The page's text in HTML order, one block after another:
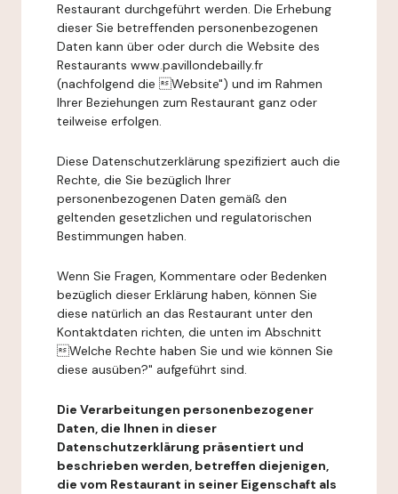
Restaurant durchgeführt werden. Die Erhebung
dieser Sie betreffenden personenbezogenen
Daten kann über oder durch die Website des
Restaurants www.pavillondebailly.fr
(nachfolgend die Website") und im Rahmen
Ihrer Beziehungen zum Restaurant ganz oder
teilweise erfolgen.
Diese Datenschutzerklärung spezifiziert auch die
Rechte, die Sie bezüglich Ihrer
personenbezogenen Daten gemäß den
geltenden gesetzlichen und regulatorischen
Bestimmungen haben.
Wenn Sie Fragen, Kommentare oder Bedenken
bezüglich dieser Erklärung haben, können Sie
diese natürlich an das Restaurant unter den
Kontaktdaten richten, die unten im Abschnitt
Welche Rechte haben Sie und wie können Sie
diese ausüben?" aufgeführt sind.
Die Verarbeitungen personenbezogener
Daten, die Ihnen in dieser
Datenschutzerklärung präsentiert und
beschrieben werden, betreffen diejenigen,
die vom Restaurant in seiner Eigenschaft als